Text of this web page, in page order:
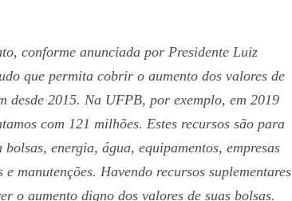
conforme anunciada por Presidente Luiz
que permita cobrir o aumento dos valores de
desde 2015. Na UFPB, por exemplo, em 2019
com 121 milhões. Estes recursos são para
energia, água, equipamentos, empresas
manutenções. Havendo recursos suplementares
o aumento digno dos valores de suas bolsas.